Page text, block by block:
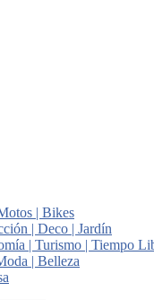
| Bikes
| Deco | Jardín
| Turismo | Tiempo
| Belleza